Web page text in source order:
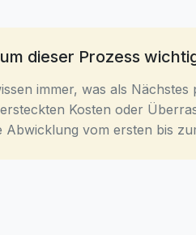
dieser Prozess
immer, was als Nächstes
Kosten oder
Abwicklung vom ersten bis